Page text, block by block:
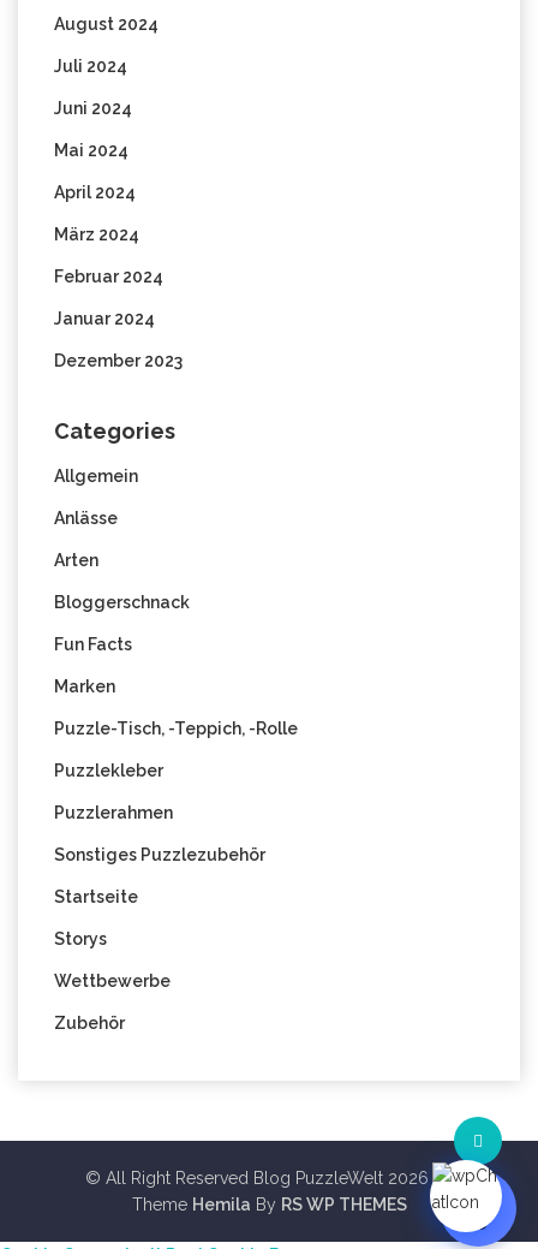
August 2024
Juli 2024
Juni 2024
Mai 2024
April 2024
März 2024
Februar 2024
Januar 2024
Dezember 2023
Categories
Allgemein
Anlässe
Arten
Bloggerschnack
Fun Facts
Marken
Puzzle-Tisch, -Teppich, -Rolle
Puzzlekleber
Puzzlerahmen
Sonstiges Puzzlezubehör
Startseite
Storys
Wettbewerbe
Zubehör
© All Right Reserved Blog PuzzleWelt 2026
Theme Hemila By RS WP THEMES